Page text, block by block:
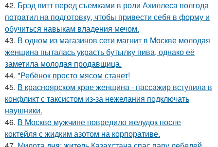
42. Брэд питт перед съемками в роли Ахиллеса полгода
потратил на подготовку, чтобы привести себя в форму и
обучиться навыкам владения мечом.
43. В одном из магазинов сети магнит в Москве молодая
женщина пыталась украсть бутылку пива, однако её
заметила молодая продавщица.
44. "Ребёнок просто мясом станет!
45. В красноярском крае женщина - пассажир вступила в
конфликт с таксистом из-за нежелания подключать
наушники.
46. В Москве мужчине повредило желудок после
коктейля с жидким азотом на корпоративе.